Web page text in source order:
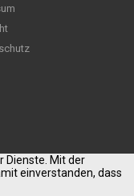
Dienste. Mit der
einverstanden, dass